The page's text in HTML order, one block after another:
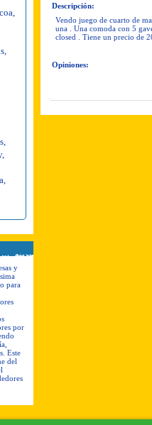
,
y
para
por
Este
del
Descripción:
Vendo juego de cuarto de
una . Una comoda con 5
closed . Tiene un precio de
Opiniones: